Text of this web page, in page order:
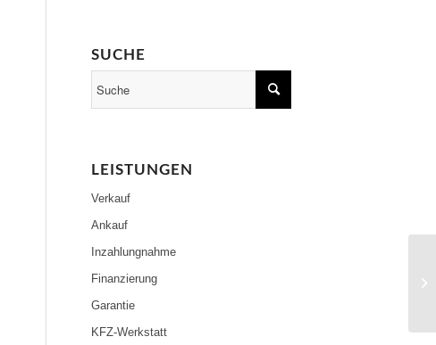
SUCHE
LEISTUNGEN
Verkauf
Ankauf
Inzahlungnahme
Finanzierung
Garantie
KFZ-Werkstatt